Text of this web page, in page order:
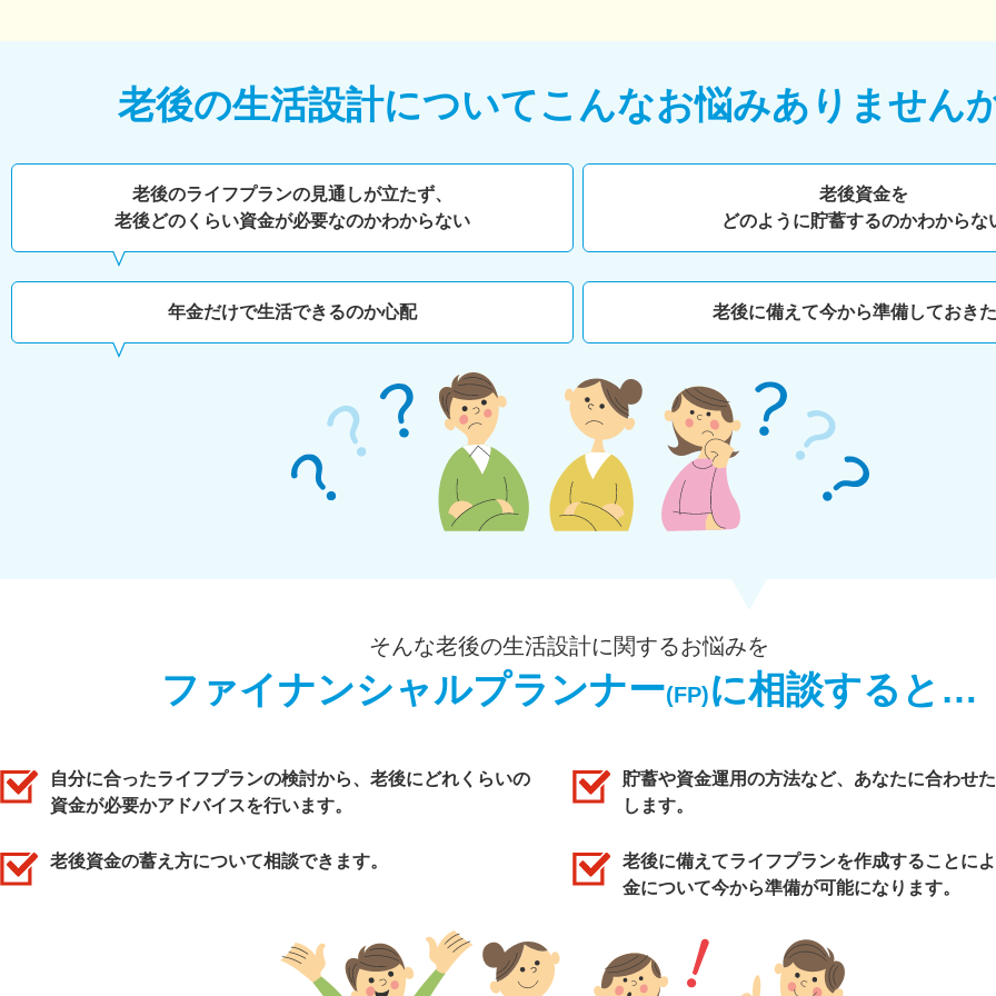
老後の生活設計についてこんなお悩みありません
老後のライフプランの見通しが立たず、
老後どのくらい資金が必要なのかわからない
老後資金を
どのように貯蓄するのかわからな
年金だけで生活できるのか心配 老後に備えて今から準備しておき
そんな老後の生活設計に関するお悩みを
ファイナンシャルプランナー(FP)に相談すると…
自分に合ったライフプランの検討から、老後にどれくらいの
資金が必要かアドバイスを行います。
貯蓄や資金運用の方法など、あなたに合わせ
します。
老後資金の蓄え方について相談できます。
老後に備えてライフプランを作成することに
金について今から準備が可能になります。